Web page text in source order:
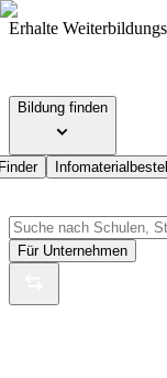
Erhalte
Bildung finden
Für Unternehmen